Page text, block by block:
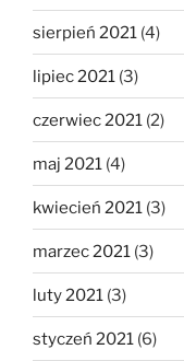
sierpień 2021 (4)
lipiec 2021 (3)
czerwiec 2021 (2)
maj 2021 (4)
kwiecień 2021 (3)
marzec 2021 (3)
luty 2021 (3)
styczeń 2021 (6)